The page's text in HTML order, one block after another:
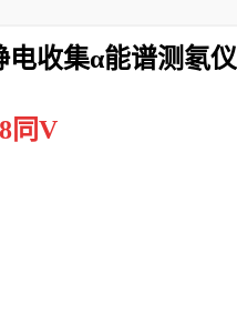
电收集α能谱测氡仪
同V